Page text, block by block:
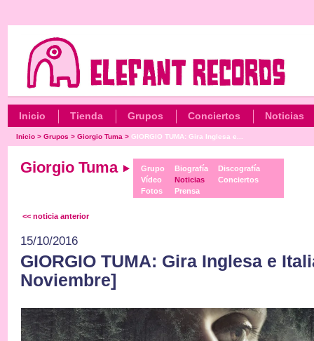
Inicio Tienda Grupos Conciertos Noticias
Inicio >Grupos >Giorgio Tuma >GIORGIO TUMA: Gira Inglesa e...
Giorgio Tuma
Grupo
Vídeo
Fotos
Biografía
Noticias
Prensa
Discografía
Conciertos
<< noticia anterior
15/10/2016
GIORGIO TUMA: Gira Inglesa e
Noviembre]